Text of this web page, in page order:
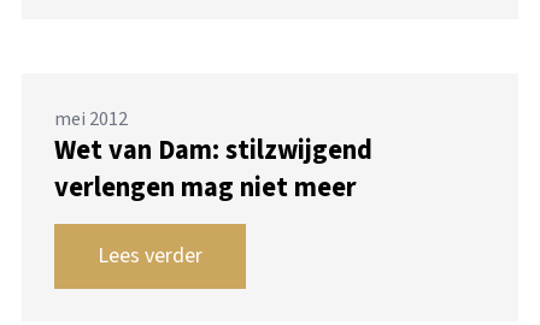
mei 2012
Wet van Dam: stilzwijgend
verlengen mag niet meer
Lees verder